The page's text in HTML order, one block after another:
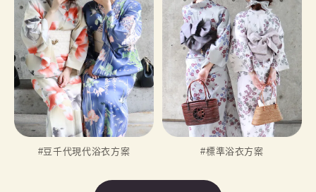
#豆千代現代浴衣方案 #標準浴衣方案